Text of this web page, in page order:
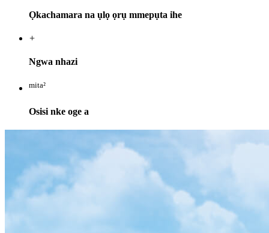
Ọkachamara na ụlọ ọrụ mmepụta ihe
+
Ngwa nhazi
mita²
Osisi nke oge a